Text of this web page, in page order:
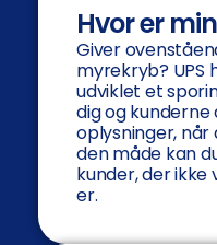
Hvor er
Giver
myrekryb? UPS
udviklet et
dig og kunderne
oplysninger, når
den måde kan
kunder, der ikke
er.